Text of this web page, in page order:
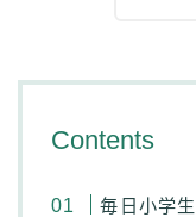
Contents
毎日小学